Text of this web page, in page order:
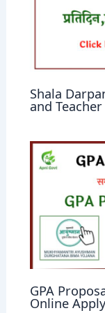
Shala
and Teacher
GPA
Online